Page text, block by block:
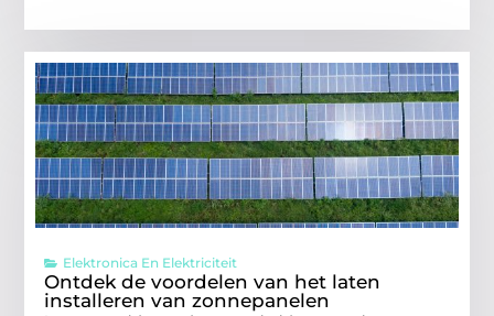
Elektronica En Elektriciteit
Ontdek de voordelen van het laten
installeren van zonnepanelen